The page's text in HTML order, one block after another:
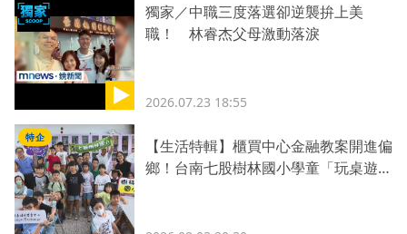
獨家／中職三度落選卻逆襲拚上美
職！ 林睿杰父母激動落淚
2026.07.23 18:55
特企
【生活特輯】櫃買中心金融教案開進偏
鄉！台南七股樹林國小學童「玩桌遊學